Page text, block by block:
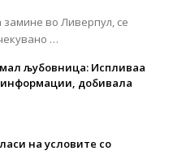
во Ливерпул, се
…
љубовница: Испливаа
добивала
на условите со